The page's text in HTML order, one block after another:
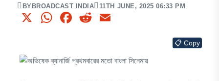
BYBROADCAST INDIA 11TH JUNE, 2025 06:33 PM
X WhatsApp
Facebook
Reddit
📋 Copy